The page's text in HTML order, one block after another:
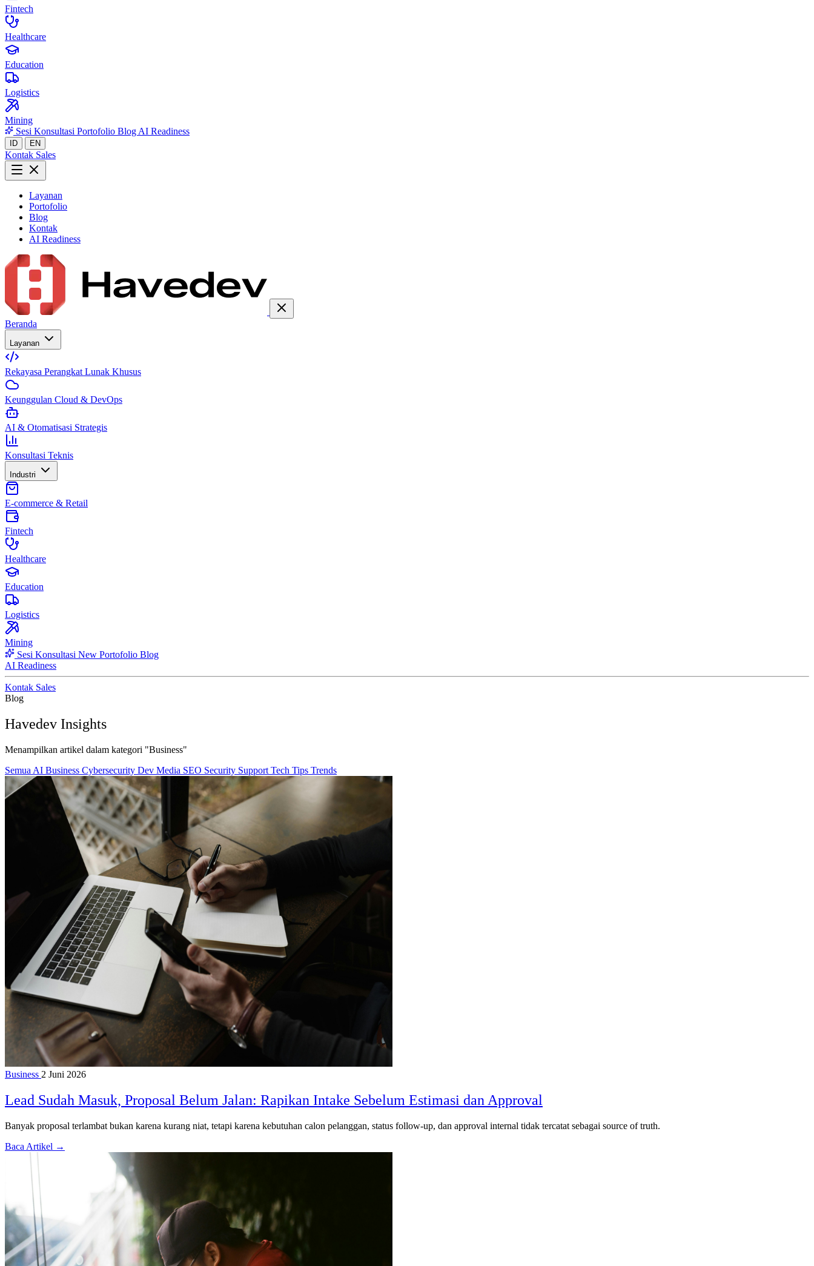
Fintech
Healthcare
Education
Logistics
Mining
Sesi Konsultasi Portofolio Blog AI Readiness
ID EN
Kontak Sales
Layanan
Portofolio
Blog
Kontak
AI Readiness
Beranda
Layanan
Rekayasa Perangkat Lunak Khusus
Keunggulan Cloud & DevOps
AI & Otomatisasi Strategis
Konsultasi Teknis
Industri
E-commerce & Retail
Fintech
Healthcare
Education
Logistics
Mining
Sesi Konsultasi New Portofolio Blog
AI Readiness
Kontak Sales
Blog
Havedev Insights
Menampilkan artikel dalam kategori "Business"
Semua AI Business Cybersecurity Dev Media SEO Security Support Tech Tips Trends
Business 2 Juni 2026
Lead Sudah Masuk, Proposal Belum Jalan: Rapikan Intake Sebelum Estimasi dan Approval
Banyak proposal terlambat bukan karena kurang niat, tetapi karena kebutuhan calon pelanggan, status follow-up, dan approval internal tidak tercatat sebagai source of truth.
Baca Artikel →